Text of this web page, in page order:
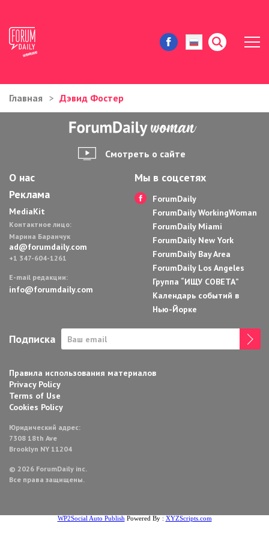
ЖИЗНЬ И ИСТОРИИ
ИММИГРАЦИЯ В США
АВТОРСКИЕ КОЛОНКИ
ЗДОРОВЬЕ И КРАСОТА
ДОМ И ЕДА
Главная Дэвид Фостер
Смотреть о сайте
О нас
Реклама
MediaKit
Контактное лицо:
Марина Баранчук
ad@forumdaily.com
+1 347-604-1261
E-mail редакции:
info@forumdaily.com
Мы в соцсетях
ForumDaily
ForumDaily WorkingWoman
ForumDaily Miami
ForumDaily New York
ForumDaily Bay Area
ForumDaily Los Angeles
Группа “ИЩУ СОВЕТА”
Календарь событий в
Нью-Йорке
Подписка
Правила использования материалов
Privacy Policy
Terms of Use
Cookies Policy
Юридический адрес:
7308 18th Ave
Brooklyn NY 11204
© 2026 ForumDaily inc.
Все права защищены.
WP2Social Auto Publish Powered By : XYZScripts.com